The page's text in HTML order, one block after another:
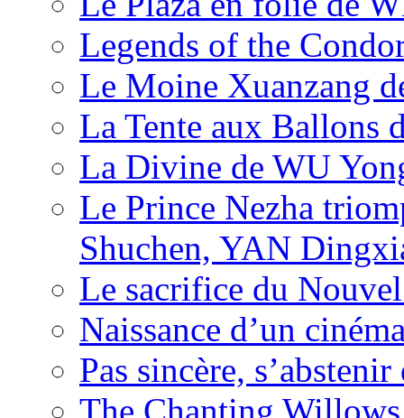
Legends of the
Le Moine Xuanzang
La Tente aux Ballons
La Divine de WU
Le Prince Nezha
Shuchen, YAN
Le sacrifice du
Naissance d’un
Pas sincère,